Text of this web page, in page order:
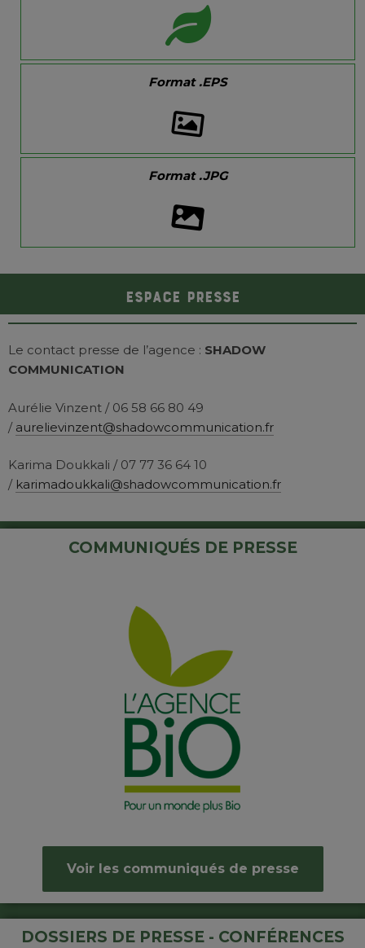
Format .EPS
Format .JPG
ESPACE PRESSE
Le contact presse de l’agence : SHADOW
COMMUNICATION
Aurélie Vinzent / 06 58 66 80 49
/ aurelievinzent@shadowcommunication.fr
Karima Doukkali / 07 77 36 64 10
/ karimadoukkali@shadowcommunication.fr
COMMUNIQUÉS DE PRESSE
Voir les communiqués de presse
DOSSIERS DE PRESSE - CONFÉRENCES